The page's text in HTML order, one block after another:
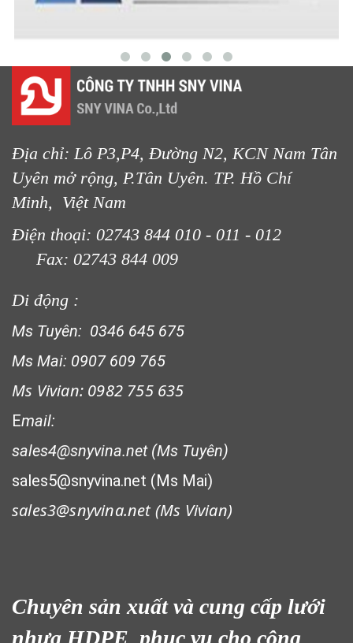
LƯỚI CHE NẮNG
Địa chỉ: Lô P3,P4, Đường N2, KCN Nam Tân
Uyên mở rộng, P.Tân Uyên. TP. Hồ Chí
Minh, Việt Nam
Điện thoại: 02743 844 010 - 011 - 012
Fax: 02743 844 009
Di động :
Ms Tuyên: 0346 645 675
Ms Mai: 0907 609 765
Ms Vivian: 0982 755 635
Email:
sales4@snyvina.net (Ms Tuyên)
sales5@snyvina.net (Ms Mai)
sales3@snyvina.net (Ms Vivian)
Chuyên sản xuất và cung cấp lưới
nhựa HDPE phục vụ cho công